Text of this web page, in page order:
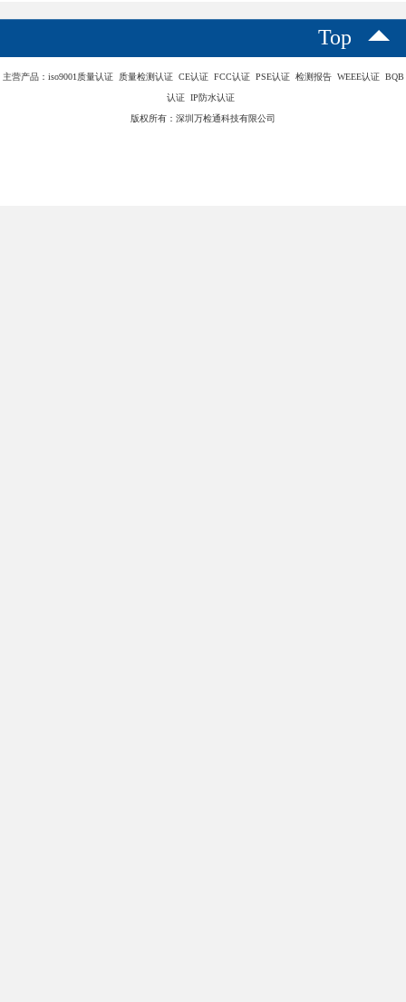
Top
主营产品：iso9001质量认证 质量检测认证 CE认证 FCC认证 PSE认证 检测报告 WEEE认证 BQB
认证 IP防水认证
版权所有：深圳万检通科技有限公司